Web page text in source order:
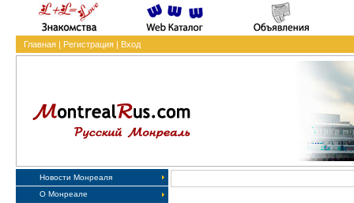
Главная| Регистрация| Вход
Новости Монреаля
О Монреале